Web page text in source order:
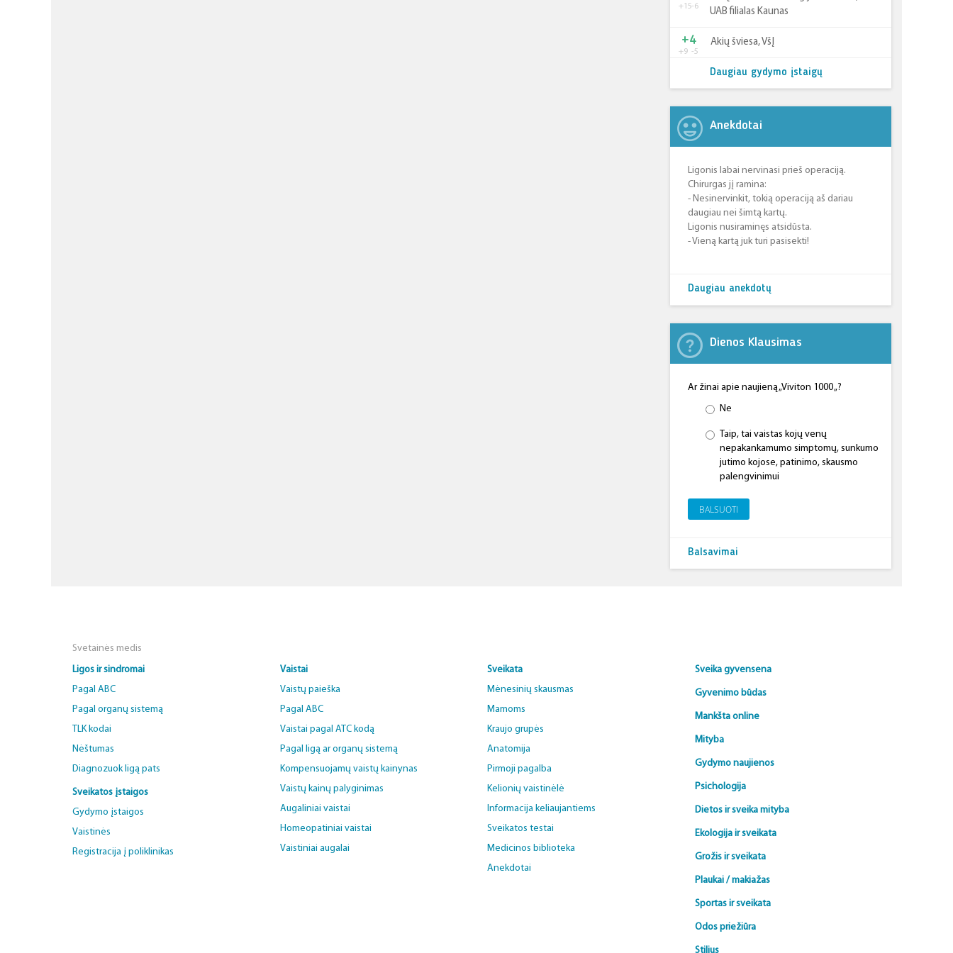
+15-6
UAB filialas Kaunas
+9 -5
+4 Akių šviesa, VšĮ
Daugiau gydymo įstaigų
Anekdotai
Ligonis labai nervinasi prieš operaciją.
Chirurgas jį ramina:
- Nesinervinkit, tokią operaciją aš dariau
daugiau nei šimtą kartų.
Ligonis nusiraminęs atsidūsta.
- Vieną kartą juk turi pasisekti!
Daugiau anekdotų
Dienos Klausimas
Ar žinai apie naujieną „Viviton 1000 „?
Ne
Taip, tai vaistas kojų venų
nepakankamumo simptomų, sunkumo
jutimo kojose, patinimo, skausmo
palengvinimui
BALSUOTI
Balsavimai
Svetainės medis
Ligos ir sindromai
Pagal ABC
Pagal organų sistemą
TLK kodai
Nėštumas
Diagnozuok ligą pats
Sveikatos įstaigos
Gydymo įstaigos
Vaistinės
Registracija į poliklinikas
Vaistai
Vaistų paieška
Pagal ABC
Vaistai pagal ATC kodą
Pagal ligą ar organų sistemą
Kompensuojamų vaistų kainynas
Vaistų kainų palyginimas
Augaliniai vaistai
Homeopatiniai vaistai
Vaistiniai augalai
Sveikata
Mėnesinių skausmas
Mamoms
Kraujo grupės
Anatomija
Pirmoji pagalba
Kelionių vaistinėlė
Informacija keliaujantiems
Sveikatos testai
Medicinos biblioteka
Anekdotai
Sveika gyvensena
Gyvenimo būdas
Mankšta online
Mityba
Gydymo naujienos
Psichologija
Dietos ir sveika mityba
Ekologija ir sveikata
Grožis ir sveikata
Plaukai / makiažas
Sportas ir sveikata
Odos priežiūra
Stilius